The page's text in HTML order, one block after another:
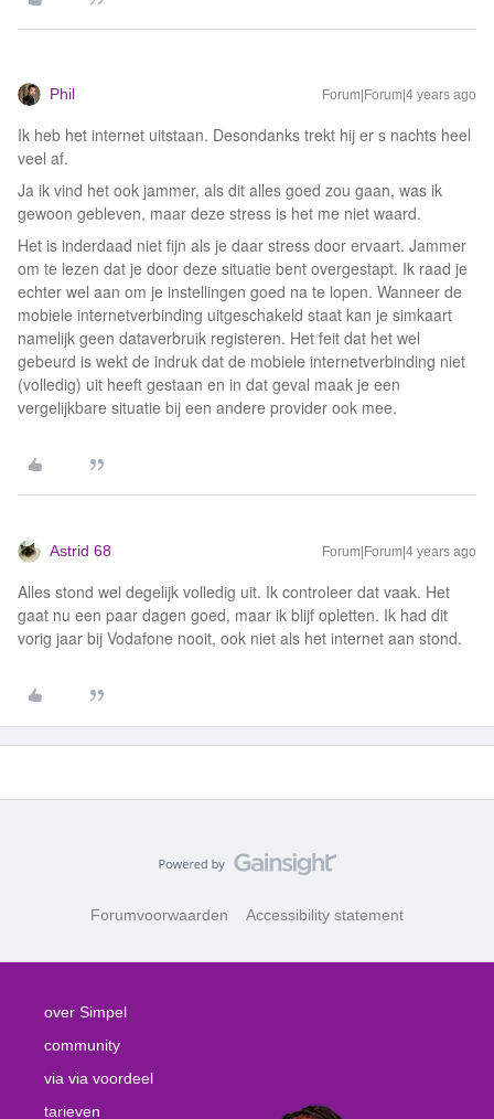
Phil Forum|Forum|4 years ago
Ik heb het internet uitstaan. Desondanks trekt hij er s nachts heel
veel af.
Ja ik vind het ook jammer, als dit alles goed zou gaan, was ik
gewoon gebleven, maar deze stress is het me niet waard.
Het is inderdaad niet fijn als je daar stress door ervaart. Jammer
om te lezen dat je door deze situatie bent overgestapt. Ik raad je
echter wel aan om je instellingen goed na te lopen. Wanneer de
mobiele internetverbinding uitgeschakeld staat kan je simkaart
namelijk geen dataverbruik registeren. Het feit dat het wel
gebeurd is wekt de indruk dat de mobiele internetverbinding niet
(volledig) uit heeft gestaan en in dat geval maak je een
vergelijkbare situatie bij een andere provider ook mee.
Astrid 68 Forum|Forum|4 years ago
Alles stond wel degelijk volledig uit. Ik controleer dat vaak. Het
gaat nu een paar dagen goed, maar ik blijf opletten. Ik had dit
vorig jaar bij Vodafone nooit, ook niet als het internet aan stond.
Forumvoorwaarden Accessibility statement
over Simpel
community
via via voordeel
tarieven